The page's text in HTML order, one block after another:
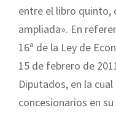
entre el libro quinto,
ampliada». En
16ª de la Ley de
15 de febrero de
Diputados, en la
concesionarios en